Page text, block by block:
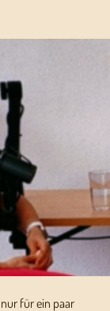
für ein paar